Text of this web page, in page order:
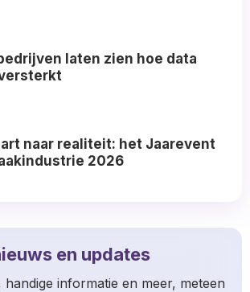
laten zien hoe data
naar realiteit: het Jaarevent
2026
en updates
handige informatie en meer, meteen